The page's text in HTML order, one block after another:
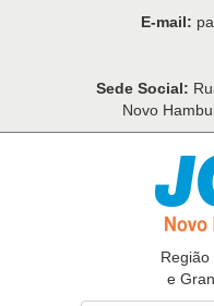
E-mail:
Sede Social:
Novo
Região
e